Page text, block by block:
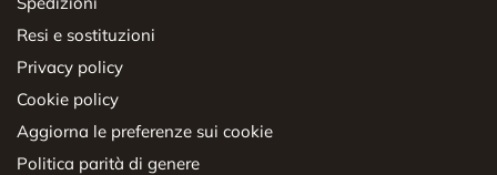
Resi e sostituzioni
Privacy policy
Cookie policy
Aggiorna le preferenze sui cookie
Politica parità di genere